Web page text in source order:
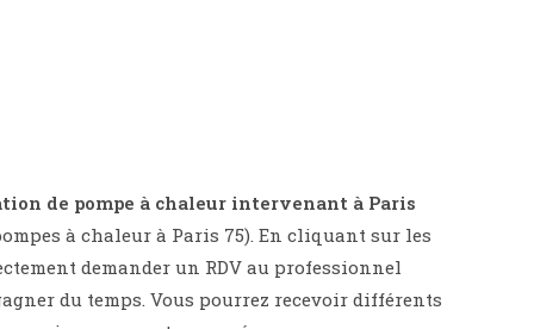
de pompe à chaleur intervenant à Paris
à chaleur à Paris 75). En cliquant sur les
demander un RDV au professionnel
du temps. Vous pourrez recevoir différents